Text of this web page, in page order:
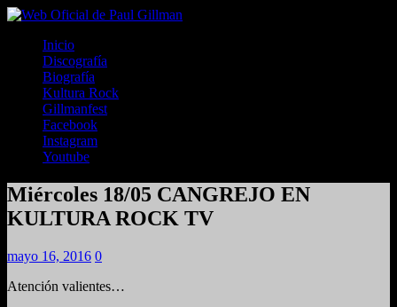
Inicio
Discografía
Biografía
Kultura Rock
Gillmanfest
Facebook
Instagram
Youtube
Miércoles 18/05 CANGREJO EN
KULTURA ROCK TV
mayo 16, 2016 0
Atención valientes…